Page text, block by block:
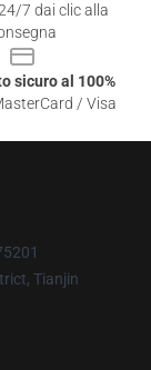
7 dai clic alla
sicuro al 100%
/ Visa
Tianjin